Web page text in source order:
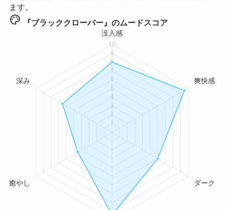
ます。
palette 『ブラッククローバー』のムードスコア